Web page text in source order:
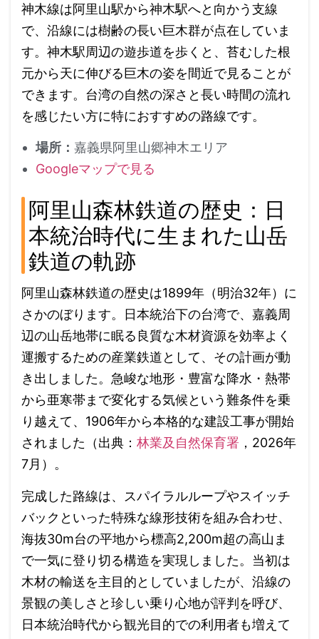
神木線は阿里山駅から神木駅へと向かう支線
で、沿線には樹齢の長い巨木群が点在していま
す。神木駅周辺の遊歩道を歩くと、苔むした根
元から天に伸びる巨木の姿を間近で見ることが
できます。台湾の自然の深さと長い時間の流れ
を感じたい方に特におすすめの路線です。
場所： 嘉義県阿里山郷神木エリア
Googleマップで見る
阿里山森林鉄道の歴史：日
本統治時代に生まれた山岳
鉄道の軌跡
阿里山森林鉄道の歴史は1899年（明治32年）に
さかのぼります。日本統治下の台湾で、嘉義周
辺の山岳地帯に眠る良質な木材資源を効率よく
運搬するための産業鉄道として、その計画が動
き出しました。急峻な地形・豊富な降水・熱帯
から亜寒帯まで変化する気候という難条件を乗
り越えて、1906年から本格的な建設工事が開始
されました（出典： 林業及自然保育署 ，2026年
7月）。
完成した路線は、スパイラルループやスイッチ
バックといった特殊な線形技術を組み合わせ、
海抜30m台の平地から標高2,200m超の高山ま
で一気に登り切る構造を実現しました。当初は
木材の輸送を主目的としていましたが、沿線の
景観の美しさと珍しい乗り心地が評判を呼び、
日本統治時代から観光目的での利用者も増えて